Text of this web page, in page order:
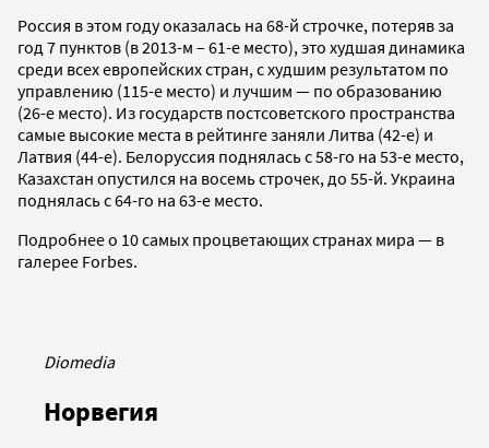
Россия в этом году оказалась на 68-й строчке, потеряв за
год 7 пунктов (в 2013-м – 61-е место), это худшая динамика
среди всех европейских стран, с худшим результатом по
управлению (115-е место) и лучшим — по образованию
(26-е место). Из государств постсоветского пространства
самые высокие места в рейтинге заняли Литва (42-е) и
Латвия (44-е). Белоруссия поднялась с 58-го на 53-е место,
Казахстан опустился на восемь строчек, до 55-й. Украина
поднялась с 64-го на 63-е место.
Подробнее о 10 самых процветающих странах мира — в
галерее Forbes.
Diomedia
Норвегия